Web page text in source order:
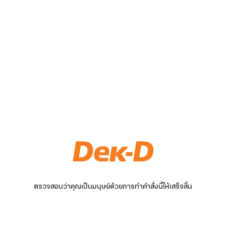
ตรวจสอบว่าคุณเป็นมนุษย์ด้วยการทำคำสั่งนี้ให้เสร็จสิ้น